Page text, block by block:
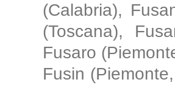
(Calabria),
(Toscana),
Fusaro
Fusin